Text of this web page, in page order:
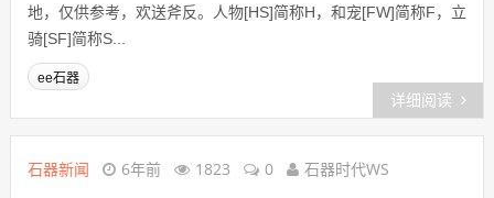
地，仅供参考，欢送斧反。人物[HS]简称H，和宠[FW]简称F，立
骑[SF]简称S...
ee石器
详细阅读
石器新闻 6年前 1823 0 石器时代WS